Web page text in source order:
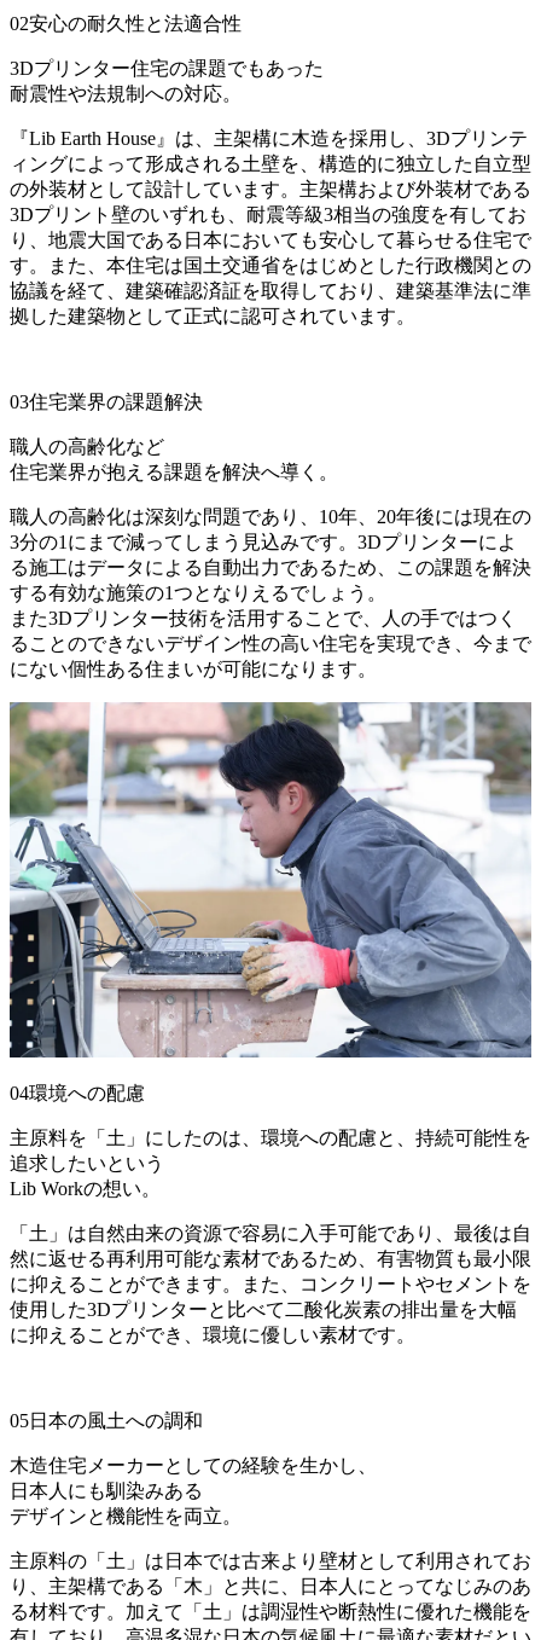
02安心の耐久性と法適合性
3Dプリンター住宅の課題でもあった
耐震性や法規制への対応。
『Lib Earth House』は、主架構に木造を採用し、3Dプリンテ
ィングによって形成される土壁を、構造的に独立した自立型
の外装材として設計しています。主架構および外装材である
3Dプリント壁のいずれも、耐震等級3相当の強度を有してお
り、地震大国である日本においても安心して暮らせる住宅で
す。また、本住宅は国土交通省をはじめとした行政機関との
協議を経て、建築確認済証を取得しており、建築基準法に準
拠した建築物として正式に認可されています。
03住宅業界の課題解決
職人の高齢化など
住宅業界が抱える課題を解決へ導く。
職人の高齢化は深刻な問題であり、10年、20年後には現在の
3分の1にまで減ってしまう見込みです。3Dプリンターによ
る施工はデータによる自動出力であるため、この課題を解決
する有効な施策の1つとなりえるでしょう。
また3Dプリンター技術を活用することで、人の手ではつく
ることのできないデザイン性の高い住宅を実現でき、今まで
にない個性ある住まいが可能になります。
04環境への配慮
主原料を「土」にしたのは、環境への配慮と、持続可能性を
追求したいという
Lib Workの想い。
「土」は自然由来の資源で容易に入手可能であり、最後は自
然に返せる再利用可能な素材であるため、有害物質も最小限
に抑えることができます。また、コンクリートやセメントを
使用した3Dプリンターと比べて二酸化炭素の排出量を大幅
に抑えることができ、環境に優しい素材です。
05日本の風土への調和
木造住宅メーカーとしての経験を生かし、
日本人にも馴染みある
デザインと機能性を両立。
主原料の「土」は日本では古来より壁材として利用されてお
り、主架構である「木」と共に、日本人にとってなじみのあ
る材料です。加えて「土」は調湿性や断熱性に優れた機能を